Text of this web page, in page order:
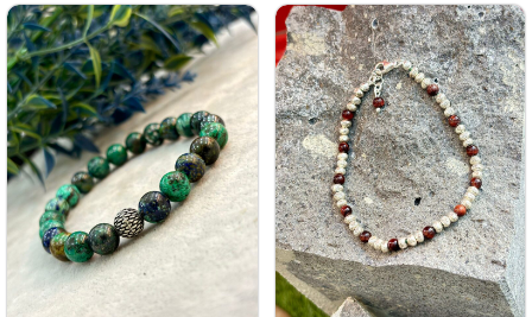
Orijinal fiyat: ₺2.335,00.
Şu andaki fiyat: ₺2.123,00.Orijinal fiyat:Şu andaki